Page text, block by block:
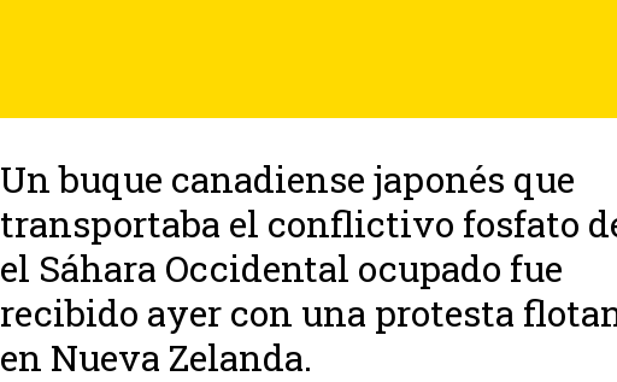
Un buque canadiense japonés que
transportaba el conflictivo fosfato
el Sáhara Occidental ocupado fue
recibido ayer con una protesta
en Nueva Zelanda.